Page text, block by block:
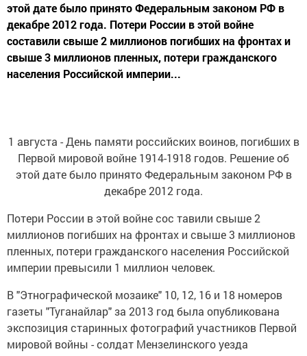
этой дате было принято Федеральным законом РФ в
декабре 2012 года. Потери России в этой войне
составили свыше 2 миллионов погибших на фронтах и
свыше 3 миллионов пленных, потери гражданского
населения Российской империи...
1 августа - День памяти российских воинов, погибших в
Первой мировой войне 1914-1918 годов. Решение об
этой дате было принято Федеральным законом РФ в
декабре 2012 года.
Потери России в этой войне сос тавили свыше 2
миллионов погибших на фронтах и свыше 3 миллионов
пленных, потери гражданского населения Российской
империи превысили 1 миллион человек.
В "Этнографической мозаике" 10, 12, 16 и 18 номеров
газеты "Туганайлар" за 2013 год была опубликована
экспозиция старинных фотографий участников Первой
мировой войны - солдат Мензелинского уезда